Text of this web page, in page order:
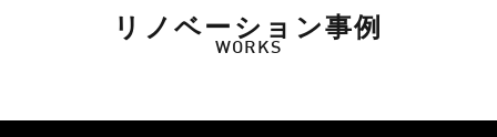
リノベーション事例
WORKS